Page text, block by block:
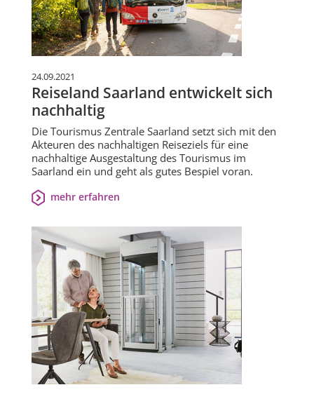
24.09.2021
Reiseland Saarland entwickelt sich
nachhaltig
Die Tourismus Zentrale Saarland setzt sich mit den
Akteuren des nachhaltigen Reiseziels für eine
nachhaltige Ausgestaltung des Tourismus im
Saarland ein und geht als gutes Bespiel voran.
mehr erfahren